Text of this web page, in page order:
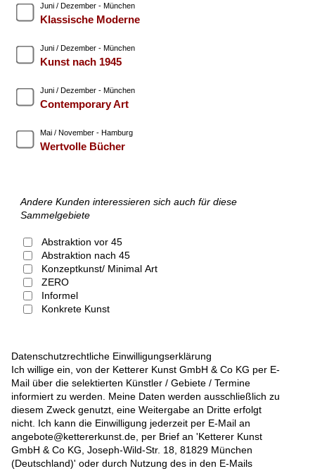
Juni / Dezember - München
Klassische Moderne
Juni / Dezember - München
Kunst nach 1945
Juni / Dezember - München
Contemporary Art
Mai / November - Hamburg
Wertvolle Bücher
Andere Kunden interessieren sich auch für diese
Sammelgebiete
Abstraktion vor 45
Abstraktion nach 45
Konzeptkunst/ Minimal Art
ZERO
Informel
Konkrete Kunst
Datenschutzrechtliche Einwilligungserklärung
Ich willige ein, von der Ketterer Kunst GmbH & Co KG per E-
Mail über die selektierten Künstler / Gebiete / Termine
informiert zu werden. Meine Daten werden ausschließlich zu
diesem Zweck genutzt, eine Weitergabe an Dritte erfolgt
nicht. Ich kann die Einwilligung jederzeit per E-Mail an
angebote@kettererkunst.de, per Brief an 'Ketterer Kunst
GmbH & Co KG, Joseph-Wild-Str. 18, 81829 München
(Deutschland)' oder durch Nutzung des in den E-Mails